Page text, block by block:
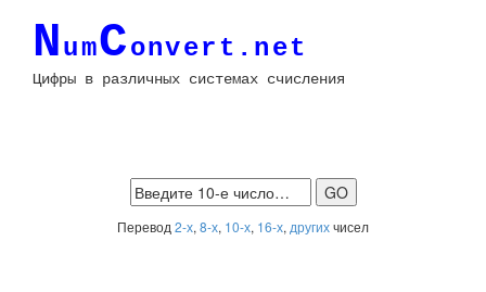
NumConvert.net
Цифры в различных системах счисления
Перевод 2-х, 8-х, 10-х, 16-х, другихчисел